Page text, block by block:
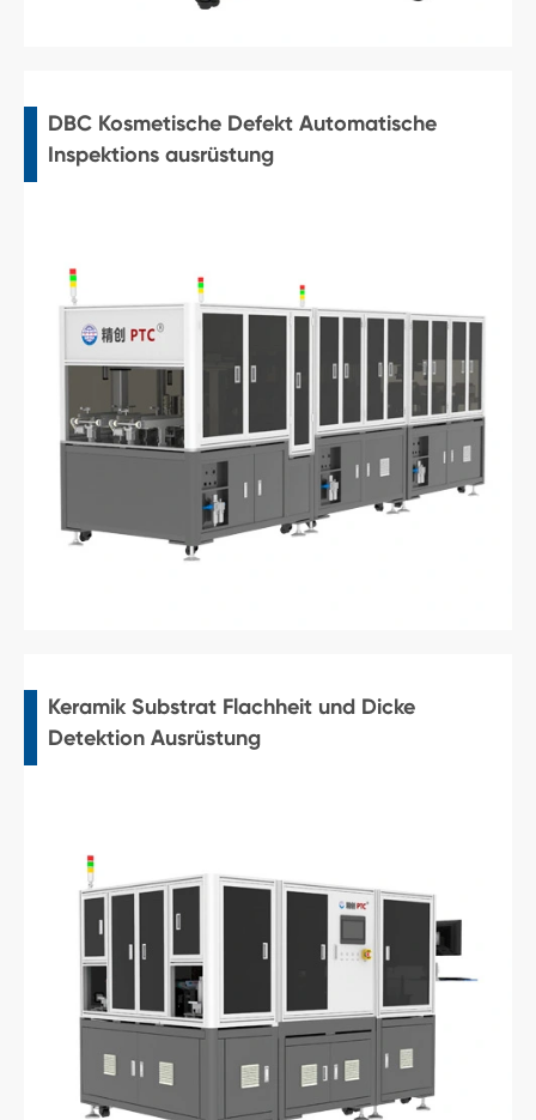
DBC Kosmetische Defekt Automatische
Inspektions ausrüstung
Keramik Substrat Flachheit und Dicke
Detektion Ausrüstung